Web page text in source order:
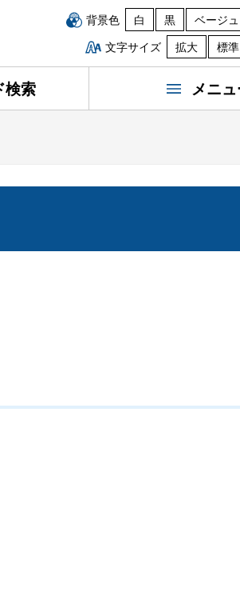
背景色 白 黒
ベージュ
文字サイズ
拡大 標準
検索 メニ